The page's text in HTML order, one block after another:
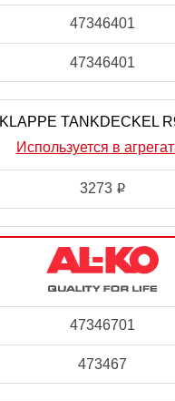
47346401
47346401
KLAPPE TANKDECKEL
Используется в
3273 i
47346701
473467